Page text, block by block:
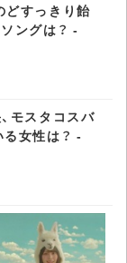
すっきり飴
ングは？ -
モスタコスバ
る女性は？ -